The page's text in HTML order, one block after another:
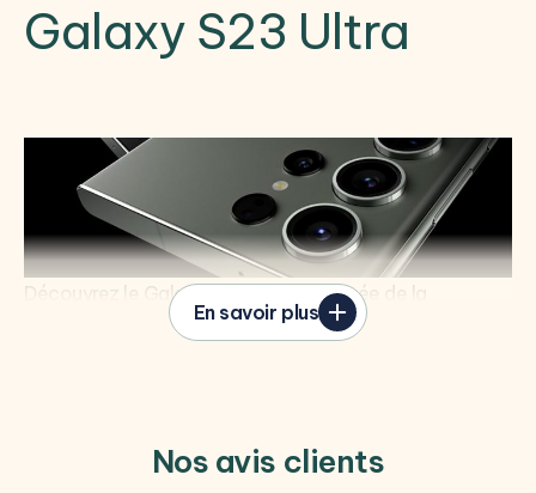
Galaxy S23 Ultra
Découvrez le Galaxy S23 Ultra : l'apogée de la
technologie mobile Android. Doté d'un design élégant
Dynamic AMOLED 2X
époustouflant du
Galaxy S23 Ultra offre une qualité exceptionnelle. Avec
En savoir plus
Nos avis clients